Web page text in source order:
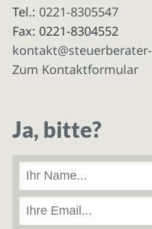
Tel.: 0221-8305547
Fax: 0221-8304552
Zum Kontaktformular
Ja, bitte?